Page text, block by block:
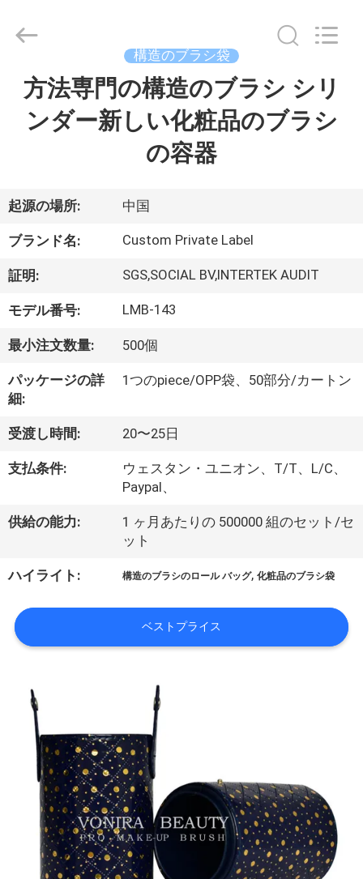
ダ
ク
ト
私
に
つ
い
場
旅
行
2017
Chanmy
Cosmetics
構造のブラシ袋
方法専門の構造のブラシ シリ
ンダー新しい化粧品のブラシ
の容器
起源の場所: 中国
ブランド名: Custom Private Label
証明: SGS,SOCIAL BV,INTERTEK AUDIT
モデル番号: LMB-143
最小注文数量: 500個
パッケージの詳
細:
1つのpiece/OPP袋、50部分/カートン
受渡し時間: 20〜25日
支払条件:
ウェスタン・ユニオン、T/T、L/C、
Paypal、
供給の能力:
1 ヶ月あたりの 500000 組のセット/セ
ット
ハイライト: 構造のブラシのロール バッグ,化粧品のブラシ袋
ベストプライス